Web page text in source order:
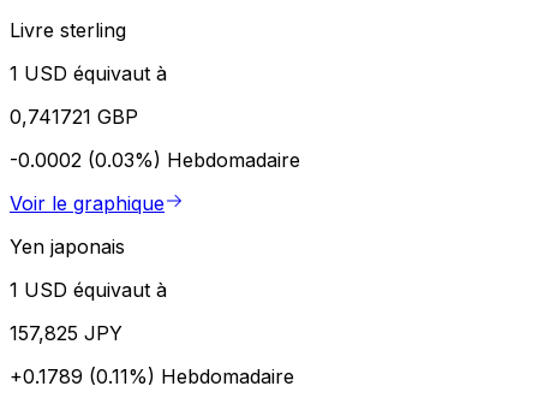
Livre sterling
1 USD équivaut à
0,741721 GBP
-0.0002 (0.03%) Hebdomadaire
Voir le graphique
Yen japonais
1 USD équivaut à
157,825 JPY
+0.1789 (0.11%) Hebdomadaire